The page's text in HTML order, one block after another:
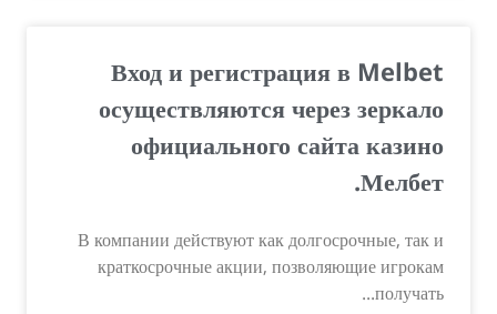
Вход и регистрация в Melbet
осуществляются через зеркало
официального сайта казино
Мелбет.
В компании действуют как долгосрочные, так и
краткосрочные акции, позволяющие игрокам
получать...